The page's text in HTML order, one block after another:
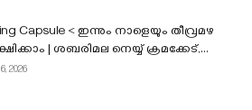
Capsule < ഇന്നും നാളെയും തീവ്രമഴ
| ശബരിമല നെയ്യ് ക്രമക്കേട്,...
2026